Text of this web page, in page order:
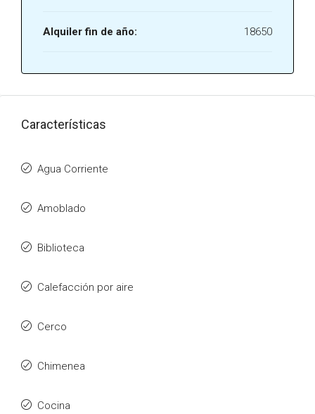
Alquiler fin de año: 18650
Características
Agua Corriente
Amoblado
Biblioteca
Calefacción por aire
Cerco
Chimenea
Cocina